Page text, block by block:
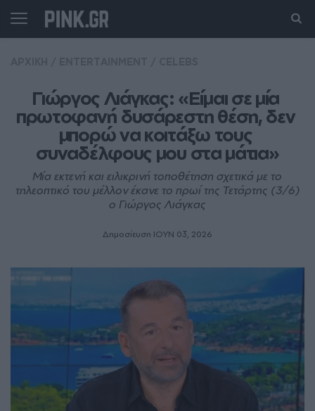
Γιώργος Λιάγκας: «Είμαι σε μία
πρωτοφανή δυσάρεστη θέση, δεν
μπορώ να κοιτάξω τους
συναδέλφους μου στα μάτια»
Μία εκτενή και ειλικρινή τοποθέτηση σχετικά με το
τηλεοπτικό του μέλλον έκανε το πρωί της Τετάρτης (3/6)
ο Γιώργος Λιάγκας
Δημοσίευση ΙΟΥΝ 03, 2026